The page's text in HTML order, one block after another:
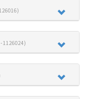
- 1126024)